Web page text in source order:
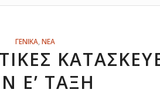
ΓΕΝΙΚΑ, ΝΕΑ
Ε’ ΤΆΞΗ